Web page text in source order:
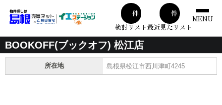
00件
検討リスト
00件
最近見たリスト
MENU
BOOKOFF(ブックオフ) 松江店
所在地 島根県松江市西川津町4245